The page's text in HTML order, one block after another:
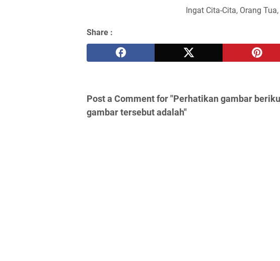
Ingat Cita-Cita, Orang
Share :
Post a Comment for "Perhatikan gambar
gambar tersebut adalah"